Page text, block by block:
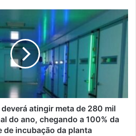
atingir meta de 280 mil
do ano, chegando a 100% da
de incubação da planta